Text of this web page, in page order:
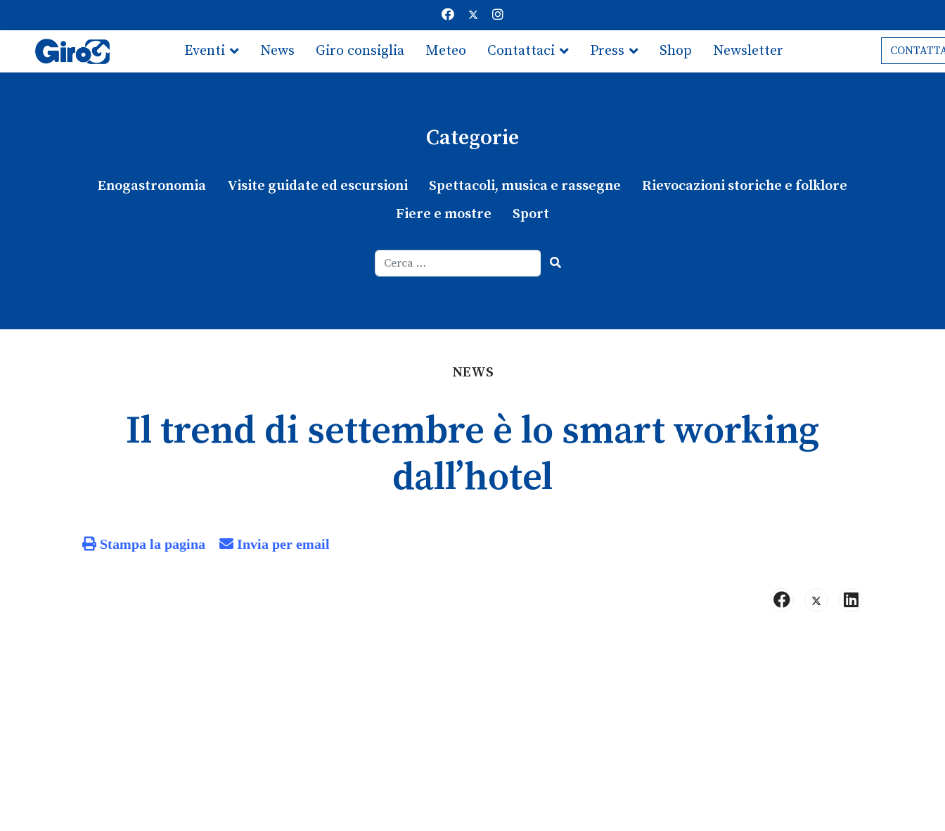
Eventi News Giro consiglia Meteo Contattaci Press Shop Newsletter
Categorie
Enogastronomia Visite guidate ed escursioni Spettacoli, musica e rassegne
Rievocazioni storiche e folklore
Fiere e mostre
Sport
NEWS
Il trend di settembre è lo smart working
dall’hotel
Stampa la pagina Invia per email